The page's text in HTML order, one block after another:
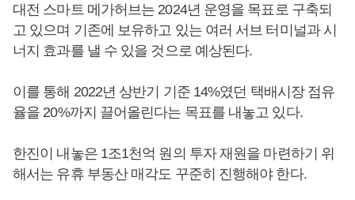
대전 스마트 메가허브는 2024년 운영을 목표로 구축되
고 있으며 기존에 보유하고 있는 여러 서브 터미널과 시
너지 효과를 낼 수 있을 것으로 예상된다.
이를 통해 2022년 상반기 기준 14%였던 택배시장 점유
율을 20%까지 끌어올린다는 목표를 내놓고 있다.
한진이 내놓은 1조1천억 원의 투자 재원을 마련하기 위
해서는 유휴 부동산 매각도 꾸준히 진행해야 한다.